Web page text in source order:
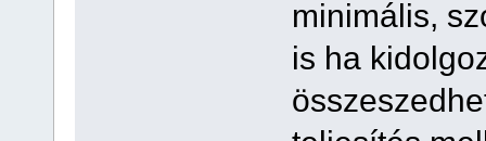
minimális,
is ha